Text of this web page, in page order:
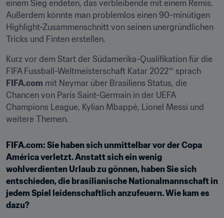
einem Sieg endeten, das verbleibende mit einem Remis.
Außerdem könnte man problemlos einen 90-minütigen
Highlight-Zusammenschnitt von seinen unergründlichen
Tricks und Finten erstellen.
Kurz vor dem Start der Südamerika-Qualifikation für die
FIFA.com mit Neymar über Brasiliens Status, die
Chancen von Paris Saint-Germain in der UEFA
Champions League, Kylian Mbappé, Lionel Messi und
weitere Themen.
FIFA.com: Sie haben sich unmittelbar vor der Copa
América verletzt. Anstatt sich ein wenig
wohlverdienten Urlaub zu gönnen, haben Sie sich
entschieden, die brasilianische Nationalmannschaft in
jedem Spiel leidenschaftlich anzufeuern. Wie kam es
dazu?